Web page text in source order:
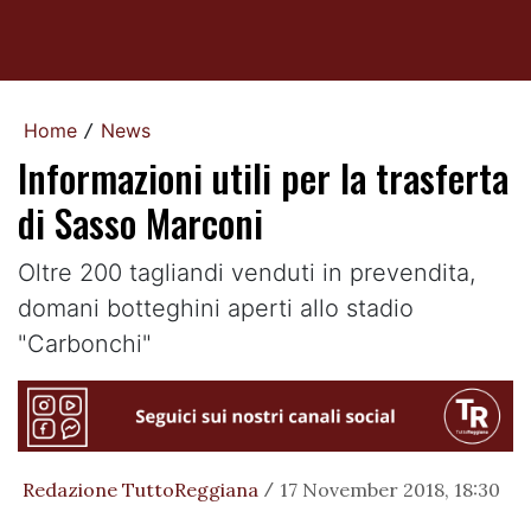
Home / News
Informazioni utili per la trasferta
di Sasso Marconi
Oltre 200 tagliandi venduti in prevendita,
domani botteghini aperti allo stadio
"Carbonchi"
Redazione TuttoReggiana / 17 November 2018, 18:30